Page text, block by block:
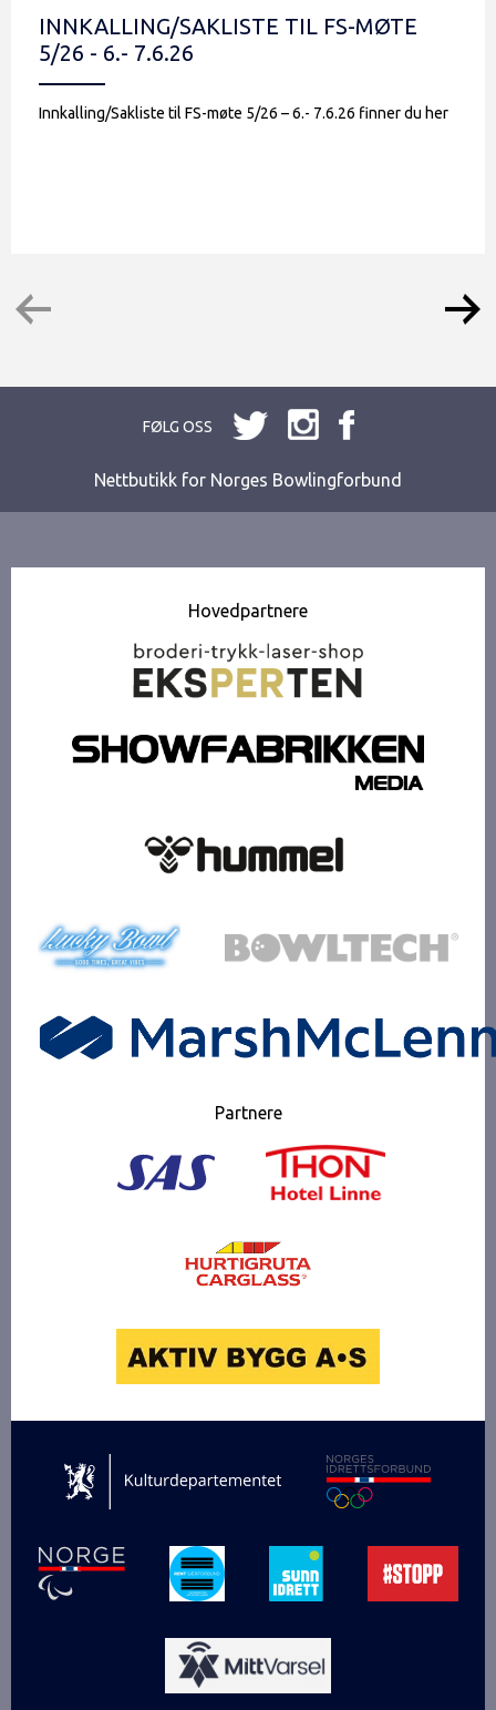
INNKALLING/SAKLISTE TIL FS-MØTE
5/26 - 6.- 7.6.26
Innkalling/Sakliste til FS-møte 5/26 – 6.- 7.6.26 finner du her
FØLG OSS
Nettbutikk for Norges Bowlingforbund
Hovedpartnere
Partnere